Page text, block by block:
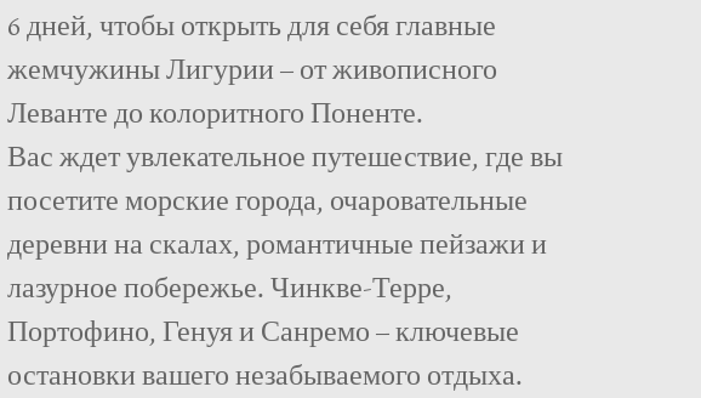
6 дней, чтобы открыть для себя главные
жемчужины Лигурии – от живописного
Леванте до колоритного Поненте.
Вас ждет увлекательное путешествие, где вы
посетите морские города, очаровательные
деревни на скалах, романтичные пейзажи и
лазурное побережье. Чинкве-Терре,
Портофино, Генуя и Санремо – ключевые
остановки вашего незабываемого отдыха.